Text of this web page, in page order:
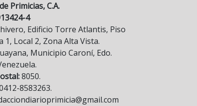
Primicias, C.A.
4
Edificio Torre Atlantis, Piso
1, Local 2, Zona Alta Vista.
Municipio Caroní, Edo.
8050.
8583263.